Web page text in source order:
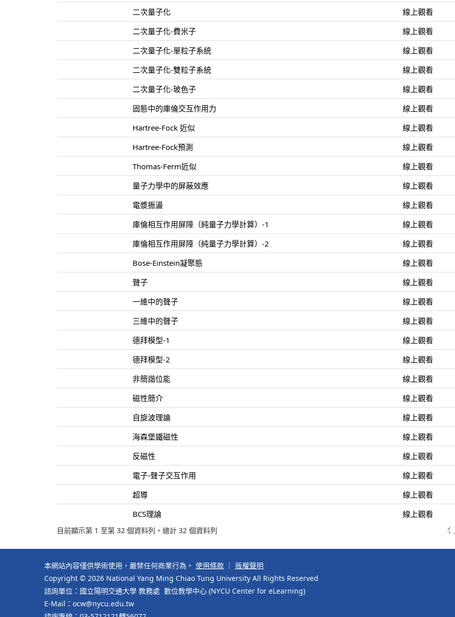
二次量子化
線上觀看
二次量子化-費米子
線上觀看
二次量子化-單粒子系統
線上觀看
二次量子化-雙粒子系統
線上觀看
二次量子化-玻色子
線上觀看
固態中的庫倫交互作用力
線上觀看
Hartree-Fock 近似
線上觀看
Hartree-Fock預測
線上觀看
Thomas-Ferm近似
線上觀看
量子力學中的屏蔽效應
線上觀看
電漿振盪
線上觀看
庫倫相互作用屏障（純量子力學計算）-1
線上觀看
庫倫相互作用屏障（純量子力學計算）-2
線上觀看
Bose-Einstein凝聚態
線上觀看
聲子
線上觀看
一維中的聲子
線上觀看
三維中的聲子
線上觀看
德拜模型-1
線上觀看
德拜模型-2
線上觀看
非簡諧位能
線上觀看
磁性簡介
線上觀看
自旋波理論
線上觀看
海森堡鐵磁性
線上觀看
反磁性
線上觀看
電子-聲子交互作用
線上觀看
超導
線上觀看
BCS理論
線上觀看
目前顯示第 1 至第 32 個資料列，總計 32 個資料列
本網站內容僅供學術使用，嚴禁任何商業行為。 使用條款
版權聲明
Copyright © 2026 National Yang Ming Chiao Tung University All Rights Reserved
諮詢單位：國立陽明交通大學 教務處 數位教學中心 (NYCU Center for eLearning)
E-Mail：ocw@nycu.edu.tw